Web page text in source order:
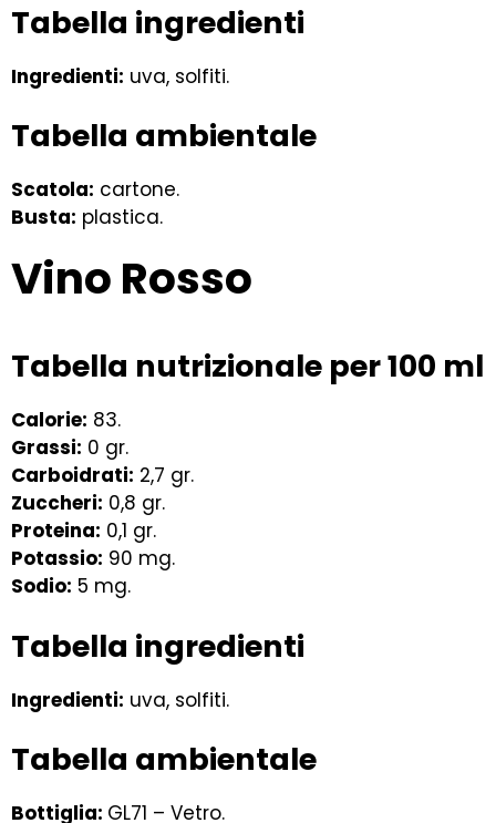
Tabella ingredienti
Ingredienti: uva, solfiti.
Tabella ambientale
Scatola: cartone.
Busta: plastica.
Vino Rosso
Tabella nutrizionale per 100 ml
Calorie: 83.
Grassi: 0 gr.
Carboidrati: 2,7 gr.
Zuccheri: 0,8 gr.
Proteina: 0,1 gr.
Potassio: 90 mg.
Sodio: 5 mg.
Tabella ingredienti
Ingredienti: uva, solfiti.
Tabella ambientale
Bottiglia: GL71 – Vetro.